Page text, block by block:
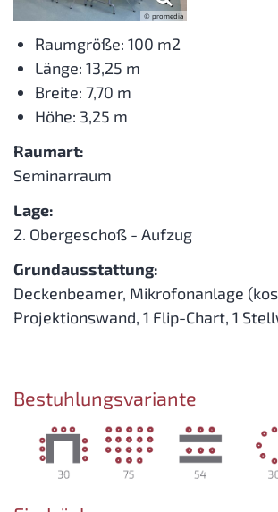
© promedia
Raumgröße: 100 m2
Länge: 13,25 m
Breite: 7,70 m
Höhe: 3,25 m
Raumart:
Seminarraum
Lage:
2. Obergeschoß - Aufzug
Grundausstattung:
Deckenbeamer, Mikrofonanlage
Projektionswand, 1 Flip-Chart, 1
Bestuhlungsvariante